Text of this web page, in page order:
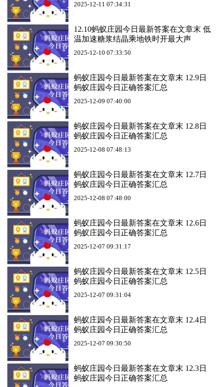
2025-12-11 07:34:31
12.10蚂蚁庄园今日最新答案在文章末 低
温加速糖浆结晶乘地铁时开最大声
2025-12-10 07:33:50
蚂蚁庄园今日最新答案在文章末 12.9日
蚂蚁庄园今日正确答案汇总
2025-12-09 07:40:00
蚂蚁庄园今日最新答案在文章末 12.8日
蚂蚁庄园今日正确答案汇总
2025-12-08 07:48:13
蚂蚁庄园今日最新答案在文章末 12.7日
蚂蚁庄园今日正确答案汇总
2025-12-08 07:48:00
蚂蚁庄园今日最新答案在文章末 12.6日
蚂蚁庄园今日正确答案汇总
2025-12-07 09:31:17
蚂蚁庄园今日最新答案在文章末 12.5日
蚂蚁庄园今日正确答案汇总
2025-12-07 09:31:04
蚂蚁庄园今日最新答案在文章末 12.4日
蚂蚁庄园今日正确答案汇总
2025-12-07 09:30:50
蚂蚁庄园今日最新答案在文章末 12.3日
蚂蚁庄园今日正确答案汇总